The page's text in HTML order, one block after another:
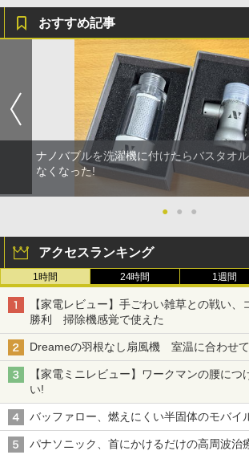
おすすめ記事
ナノバブルを洗濯機に付けたらバスタオ
なくなった!
● ● ●
アクセスランキング
1時間 24時間 1週間
【家電レビュー】手ごわい雑草との戦い、
勝利 掃除機感覚で使えた
Dreameの羽根なし扇風機 室温に合わせ
【家電ミニレビュー】ワークマンの腰につ
い!
バッファロー、燃えにくい半固体のモバイ
パナソニック、首にかけるだけの高周波治